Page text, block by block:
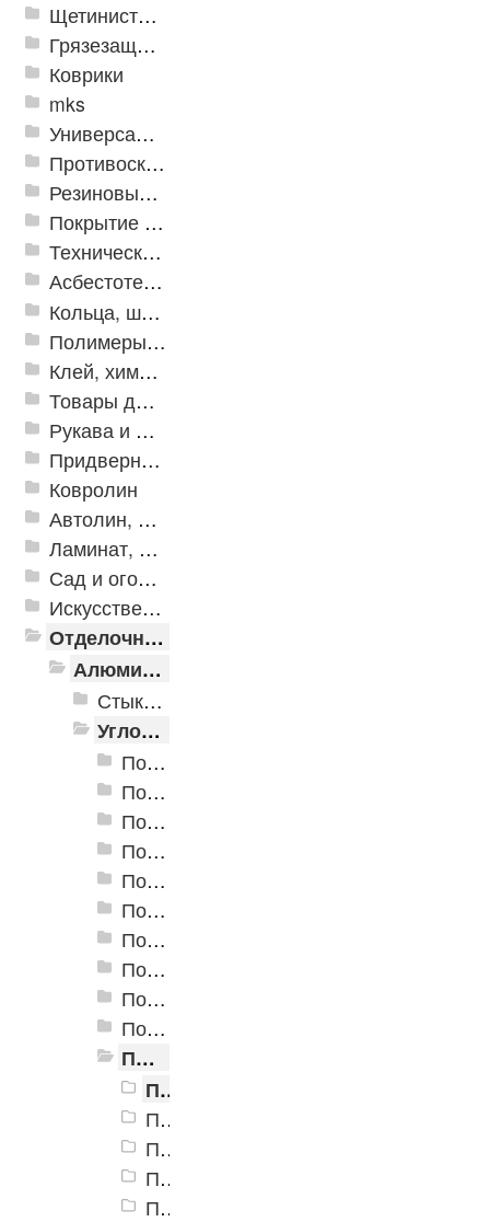
Щетинистые покрытия
Грязезащитные, влаговпитывающие покрытия
Коврики
mks
Универсальные модульные покрытия
Противоскользящая защита для лестниц, профили, ленты
Резиновые и ПВХ дорожки
Покрытие из резиновой крошки
Техническая резина
Асбестотехнические и теплоизоляционные материалы
Кольца, шайбы, манжеты
Полимеры и пластики
Клей, химия, сопутствующие товары
Товары для дома
Рукава и шланги промышленные
Придверные решетки
Ковролин
Автолин, Транслин, Линолеум
Ламинат, Кварцвиниловая плитка SPC
Сад и огород
Искусственная трава
Отделочные профили
Алюминиевые пороги
Стыкоперекрывающие алюминиевые пороги
Угловые алюминиевые пороги
Пороги алюминиевые ПУ-01 24x10 мм
Пороги алюминиевые ПУ-02 54x41,8 мм
Пороги алюминиевые ПУ-03 24x18 мм
Пороги алюминиевые ПУ-04 30x27 мм
Пороги алюминиевые ПУ-05-1 24x10 мм
Пороги алюминиевые ПУ-05 20x20 мм
Пороги алюминиевые ПУ-06 40x20 мм
Пороги алюминиевые угловые Д-1 24х10 мм
Пороги алюминиевые угловые Д-3 24х20 мм
Пороги алюминиевые угловые Д-4 32,7х30 мм
Пороги алюминиевые угловые Д-9 25х25,5 мм
Порог алюминиевый угловой Д-9 25x25,5 мм, Алюминиевый антик
Порог алюминиевый угловой Д-9 25x25,5 мм, Бронза РЕ
Порог алюминиевый угловой Д-9 25x25,5 мм, Бронза темно-матовая РЕ
Порог алюминиевый угловой Д-9 25x25,5 мм, Бронзовый антик
Порог алюминиевый угловой Д-9 25x25,5 мм, Золото КЕ